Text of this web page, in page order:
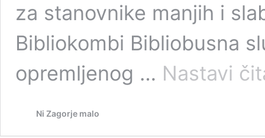
za stanovnike manjih i
Bibliokombi Bibliobusna
opremljenog … Nastavi
Ni Zagorje malo